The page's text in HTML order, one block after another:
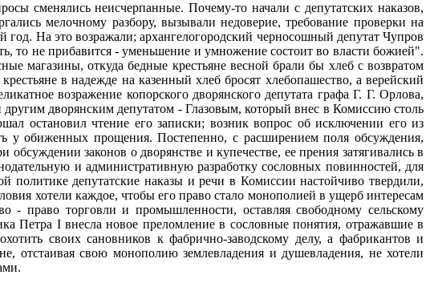
сменялись неисчерпанные. Почему-то начали с депутатских наказов,
мелочному разбору, вызывали недоверие, требование проверки на
год. На это возражали; архангелогородский черносошный депутат Чупров
то не прибавится - уменьшение и умножение состоит во власти божией".
магазины, откуда бедные крестьяне весной брали бы хлеб с возвратом
в надежде на казенный хлеб бросят хлебопашество, а верейский
возражение копорского дворянского депутата графа Г. Г. Орлова,
дворянским депутатом - Глазовым, который внес в Комиссию столь
остановил чтение его записки; возник вопрос об исключении его из
у обиженных прощения. Постепенно, с расширением поля обсуждения,
законов о дворянстве и купечестве, ее прения затягивались в
и административную разработку сословных повинностей, для
политике депутатские наказы и речи в Комиссии настойчиво твердили,
хотели каждое, чтобы его право стало монополией в ущерб интересам
- право торговли и промышленности, оставляя свободному сельскому
Петра I внесла новое преломление в сословные понятия, отражавшие в
своих сановников к фабрично-заводскому делу, а фабрикантов и
отстаивая свою монополию землевладения и душевладения, не хотели